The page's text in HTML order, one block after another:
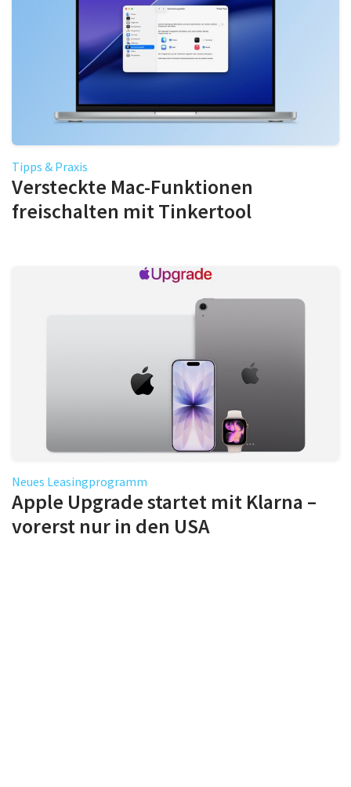
Tipps & Praxis
Versteckte Mac-Funktionen
freischalten mit Tinkertool
Neues Leasingprogramm
Apple Upgrade startet mit Klarna –
vorerst nur in den USA